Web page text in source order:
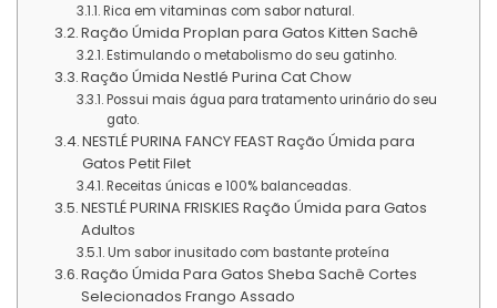
Rica em vitaminas com sabor natural.
Ração Úmida Proplan para Gatos Kitten Sachê
Estimulando o metabolismo do seu gatinho.
Ração Úmida Nestlé Purina Cat Chow
Possui mais água para tratamento urinário do seu
gato.
NESTLÉ PURINA FANCY FEAST Ração Úmida para
Gatos Petit Filet
Receitas únicas e 100% balanceadas.
NESTLÉ PURINA FRISKIES Ração Úmida para Gatos
Adultos
Um sabor inusitado com bastante proteína
Ração Úmida Para Gatos Sheba Sachê Cortes
Selecionados Frango Assado